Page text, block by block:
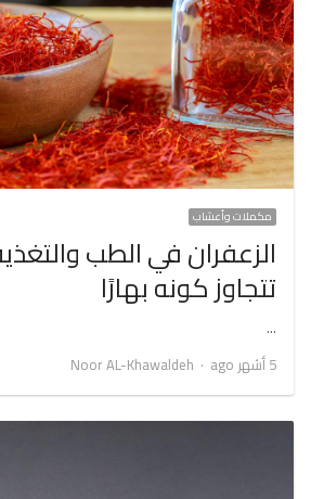
مكملات وأعشاب
الزعفران في الطب
تتجاوز كونه بهارًا
…
5 أشهر ago
Author
Noor AL-Khawaldeh